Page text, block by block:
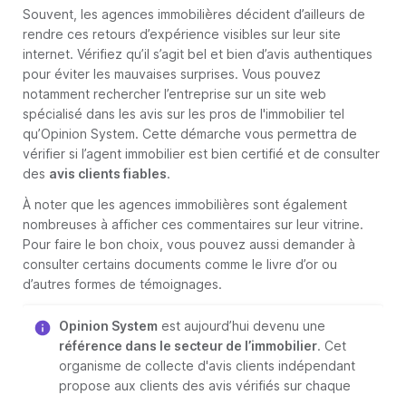
Souvent, les agences immobilières décident d’ailleurs de
rendre ces retours d’expérience visibles sur leur site
internet. Vérifiez qu’il s’agit bel et bien d’avis authentiques
pour éviter les mauvaises surprises. Vous pouvez
notamment rechercher l’entreprise sur un site web
spécialisé dans les avis sur les pros de l'immobilier tel
qu’Opinion System. Cette démarche vous permettra de
vérifier si l’agent immobilier est bien certifié et de consulter
des avis clients fiables.
À noter que les agences immobilières sont également
nombreuses à afficher ces commentaires sur leur vitrine.
Pour faire le bon choix, vous pouvez aussi demander à
consulter certains documents comme le livre d’or ou
d’autres formes de témoignages.
Opinion System est aujourd’hui devenu une
référence dans le secteur de l’immobilier. Cet
organisme de collecte d'avis clients indépendant
propose aux clients des avis vérifiés sur chaque